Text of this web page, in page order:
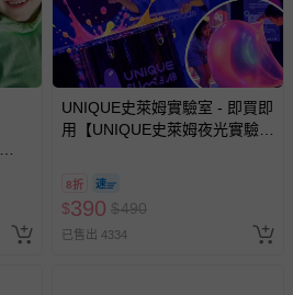
市衛器販(文)字第MD6201014391號
Gemini Dr Beaverton97008-7105
MagicPatch"麻吉貼"醫療用黏性膠帶
北市衛器廣字第112090109號
部醫器輸壹字第023161號
)
UNIQUE史萊姆實驗室 - 即買即
用【UNIQUE史萊姆夜光實驗室
8/30 (電子票券，於展期現場憑
訂單編號兌換，逾期作廢) (大
人小孩均一價(3歲以上需購票))
8折
$390 $490
已售出 4334